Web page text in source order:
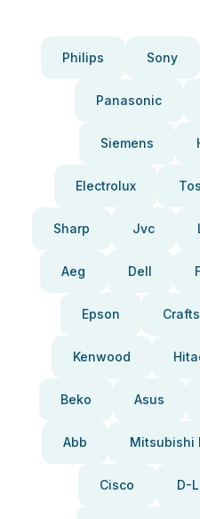
Philips Sony
Panasonic
Siemens
Electrolux
Sharp Jvc
Aeg Dell
Epson
Kenwood
Beko Asus
Abb Mitsubishi
Cisco D-